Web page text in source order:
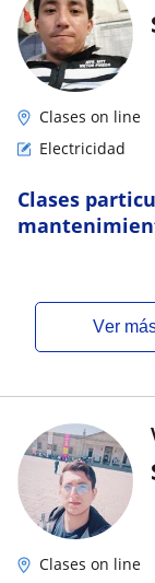
Clases on line
Electricidad
Clases
ver
Clases on line